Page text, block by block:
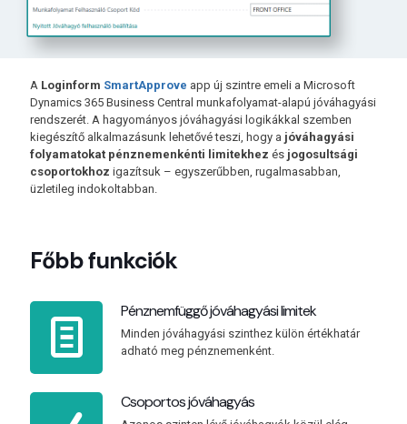
A Loginform SmartApprove app új szintre emeli a Microsoft
Dynamics 365 Business Central munkafolyamat-alapú jóváhagyási
rendszerét. A hagyományos jóváhagyási logikákkal szemben
kiegészítő alkalmazásunk lehetővé teszi, hogy a jóváhagyási
folyamatokat pénznemenkénti limitekhez és jogosultsági
csoportokhoz igazítsuk – egyszerűbben, rugalmasabban,
üzletileg indokoltabban.
Főbb funkciók
Pénznemfüggő jóváhagyási limitek
Minden jóváhagyási szinthez külön értékhatár
adható meg pénznemenként.
Csoportos jóváhagyás